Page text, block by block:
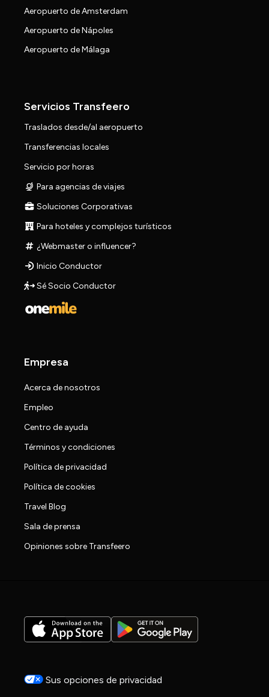
Aeropuerto de Amsterdam
Aeropuerto de Nápoles
Aeropuerto de Málaga
Servicios Transfeero
Traslados desde/al aeropuerto
Transferencias locales
Servicio por horas
Para agencias de viajes
Soluciones Corporativas
Para hoteles y complejos turísticos
¿Webmaster o influencer?
Inicio Conductor
Sé Socio Conductor
Empresa
Acerca de nosotros
Empleo
Centro de ayuda
Términos y condiciones
Política de privacidad
Política de cookies
Travel Blog
Sala de prensa
Opiniones sobre Transfeero
Sus opciones de privacidad